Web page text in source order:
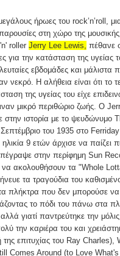
ήρωες του rock’n’roll,
στη χώρο της
roller Jerry Lee Lewis, πέθανε
για την κατάσταση της υγείας
εβδομάδες και μάλιστα
νεκρό. Η αλήθεια είναι ότι το
της υγείας του είχε
μικρό περιθώριο ζωής. Ο
στην ιστορία με το ψευδώνυμο
Σεπτέμβριο του 1935 στο
9 ετών άρχισε να παίζει
στην περίφημη Sun
να ακολουθήσουν τα "Whole
τα τραγούδια του
πλήκτρα που δεν μπορούσε να
το πόδι του πάνω στα
γιατί παντρεύτηκε την
την καριέρα του και
επιτυχίας του Ray Charles),
Comes Around (to Love